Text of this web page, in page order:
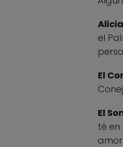
el
El
El
té en